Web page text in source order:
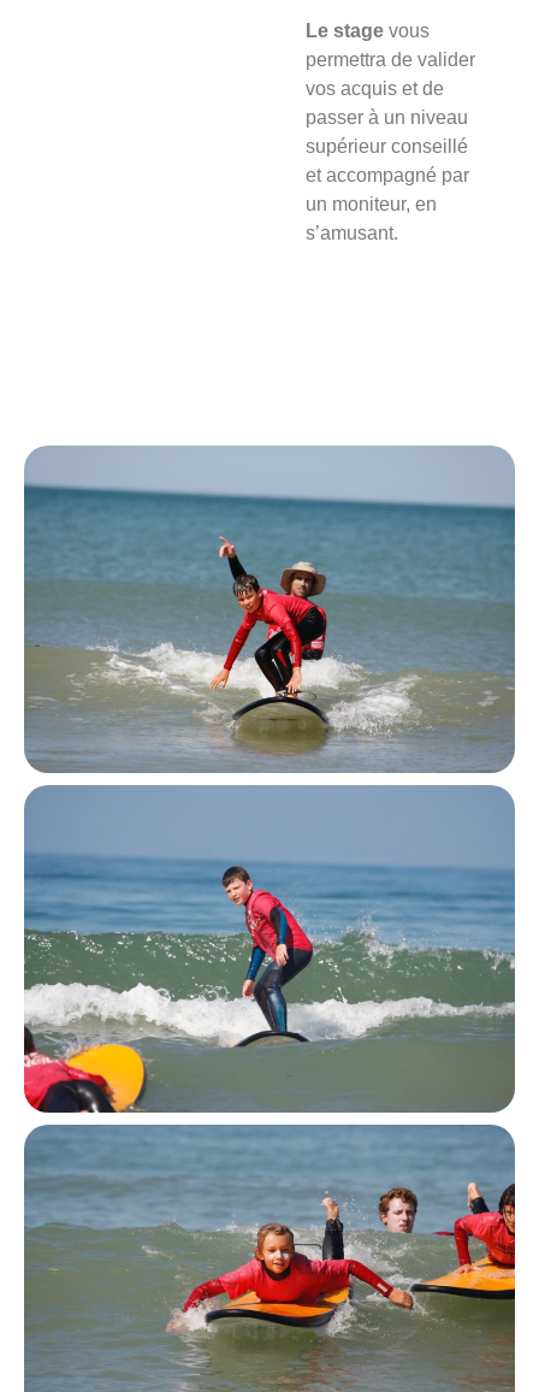
Le stage vous
permettra de valider
vos acquis et de
passer à un niveau
supérieur conseillé
et accompagné par
un moniteur, en
s’amusant.